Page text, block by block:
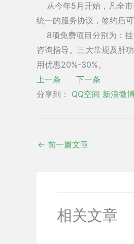
从今年5月开始，凡全市
统一的服务协议，签约后
8项免费项目分别为：挂
咨询指导。三大常规及肝
用优惠20%-30%。
上一条
下一条
分享到：
QQ空间 新浪微
← 前一篇文章
相关文章